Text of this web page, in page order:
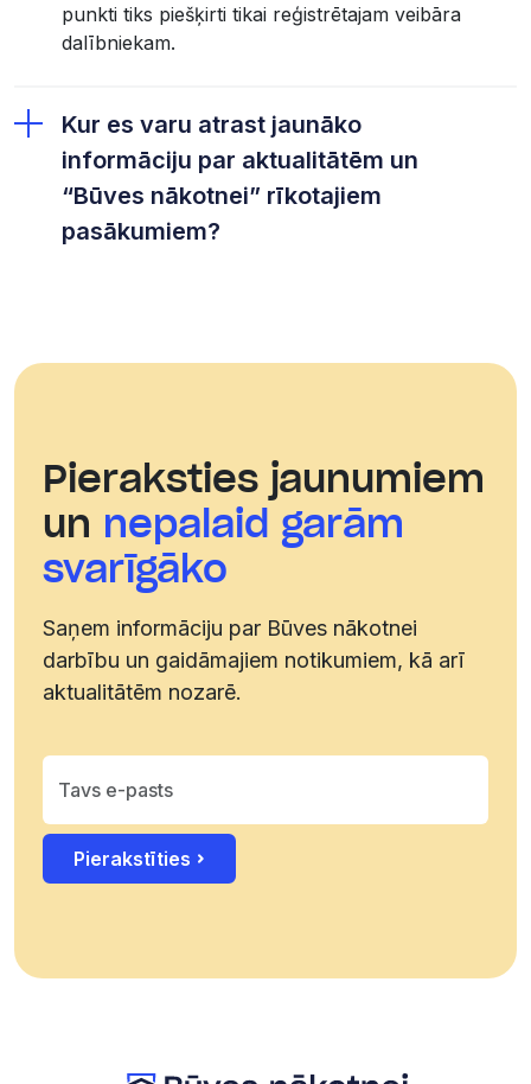
punkti tiks piešķirti tikai reģistrētajam veibāra
dalībniekam.
Kur es varu atrast jaunāko
informāciju par aktualitātēm un
“Būves nākotnei” rīkotajiem
pasākumiem?
Facebook
Youtube
kanālam
Pieraksties jaunumiem
un nepalaid garām
svarīgāko
Saņem informāciju par Būves nākotnei
darbību un gaidāmajiem notikumiem, kā arī
aktualitātēm nozarē.
Pierakstīties